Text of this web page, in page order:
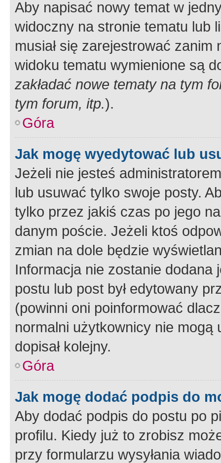
Aby napisać nowy temat w
widoczny na stronie tematu lub
musiał się zarejestrować
widoku tematu wymienione są
zakładać nowe tematy na tym
tym forum, itp.).
Góra
Jak mogę wyedytować lub
Jeżeli nie jesteś
lub usuwać tylko swoje posty.
tylko przez jakiś czas po jego
danym poście. Jeżeli ktoś
zmian na dole będzie
Informacja nie zostanie dodana
postu lub post był edytowany
(powinni oni poinformować
normalni użytkownicy nie
dopisał kolejny.
Góra
Jak mogę dodać podpis do
Aby dodać podpis do postu po
profilu. Kiedy już to zrobisz
przy formularzu wysyłania